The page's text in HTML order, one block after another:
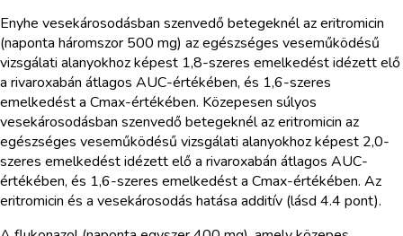
Enyhe vesekárosodásban szenvedő betegeknél az eritromicin
(naponta háromszor 500 mg) az egészséges veseműködésű
vizsgálati alanyokhoz képest 1,8-szeres emelkedést idézett elő
a rivaroxabán átlagos AUC-értékében, és 1,6-szeres
emelkedést a Cmax-értékében. Közepesen súlyos
vesekárosodásban szenvedő betegeknél az eritromicin az
egészséges veseműködésű vizsgálati alanyokhoz képest 2,0-
szeres emelkedést idézett elő a rivaroxabán átlagos AUC-
értékében, és 1,6-szeres emelkedést a Cmax-értékében. Az
eritromicin és a vesekárosodás hatása additív (lásd 4.4 pont).